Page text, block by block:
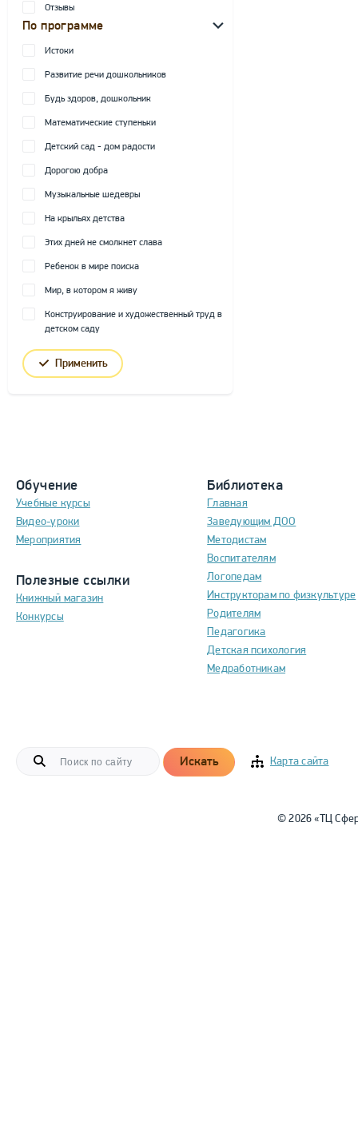
Отзывы
По программе
Истоки
Развитие речи дошкольников
Будь здоров, дошкольник
Математические ступеньки
Детский сад - дом радости
Дорогою добра
Музыкальные шедевры
На крыльях детства
Этих дней не смолкнет слава
Ребенок в мире поиска
Мир, в котором я живу
Конструирование и художественный труд в
детском саду
Применить
Обучение
Учебные курсы
Видео-уроки
Мероприятия
Полезные ссылки
Книжный магазин
Конкурсы
Библиотека
Главная
Заведующим ДОО
Методистам
Воспитателям
Логопедам
Инструкторам по физкультуре
Родителям
Педагогика
Детская психология
Медработникам
Искать Карта сайта
© 2026 «ТЦ